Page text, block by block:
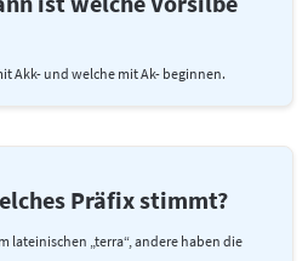
Akk- und welche mit Ak- beginnen.
Präfix stimmt?
lateinischen „terra“, andere haben die